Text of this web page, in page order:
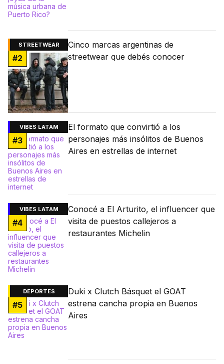
STREETWEAR
#2
Cinco marcas argentinas de
streetwear que debés conocer
VIBES LATAM
#3
El formato que convirtió a los
personajes más insólitos de Buenos
Aires en estrellas de internet
VIBES LATAM
#4
Conocé a El Arturito, el influencer que
visita de puestos callejeros a
restaurantes Michelin
DEPORTES
#5
Duki x Clutch Básquet el GOAT
estrena cancha propia en Buenos
Aires